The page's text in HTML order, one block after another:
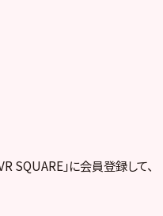
SQUARE」に会員登録して、